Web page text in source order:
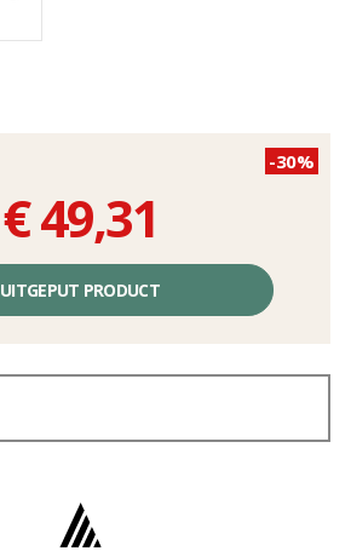
-30%
€ 49,31
UITGEPUT PRODUCT